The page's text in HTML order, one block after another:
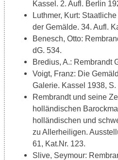
Kassel. 2. Aufl. Berlin
Luthmer, Kurt:
der Gemälde. 34. Aufl.
Benesch, Otto:
dG. 534.
Bredius, A.: Rembrandt
Voigt, Franz: Die
Galerie. Kassel 1938, S.
Rembrandt und seine
holländischen
holländischen und
zu Allerheiligen.
61, Kat.Nr. 123.
Slive, Seymour: